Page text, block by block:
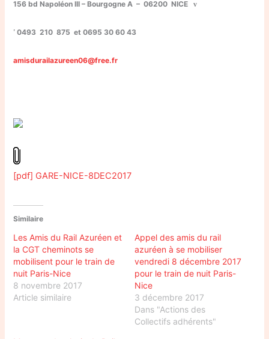
156 bd Napoléon III – BourgogneA – 06200 NICEv
' 0493 210 875 et 0695 30 60 43
amisdurailazureen06@free.fr
[pdf] GARE-NICE-8DEC2017
Similaire
Les Amis du Rail Azuréen et
la CGT cheminots se
mobilisent pour le train de
nuit Paris-Nice
8 novembre 2017
Article similaire
Appel des amis du rail
azuréen à se mobiliser
vendredi 8 décembre 2017
pour le train de nuit Paris-
Nice
3 décembre 2017
Dans "Actions des
Collectifs adhérents"